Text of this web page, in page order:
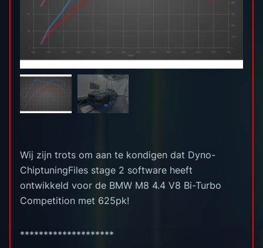
Wij zijn trots om aan te kondigen dat Dyno-
ChiptuningFiles stage 2 software heeft
ontwikkeld voor de BMW M8 4.4 V8 Bi-Turbo
Competition met 625pk!
********************